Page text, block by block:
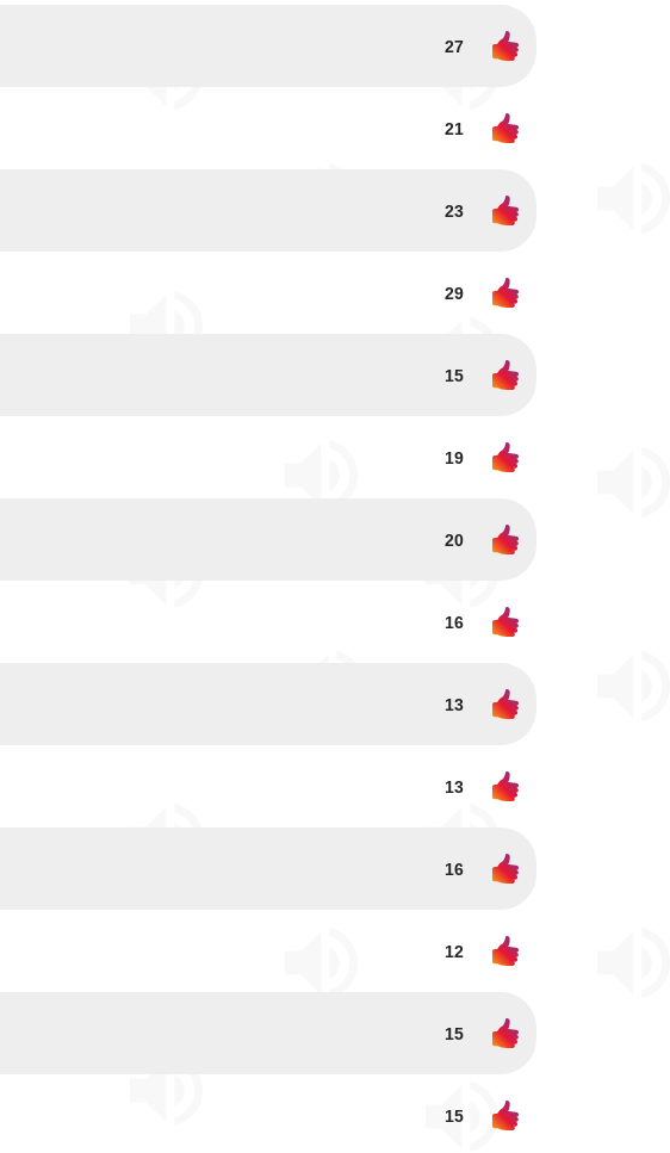
27
21
23
29
15
19
20
16
13
13
16
12
15
15